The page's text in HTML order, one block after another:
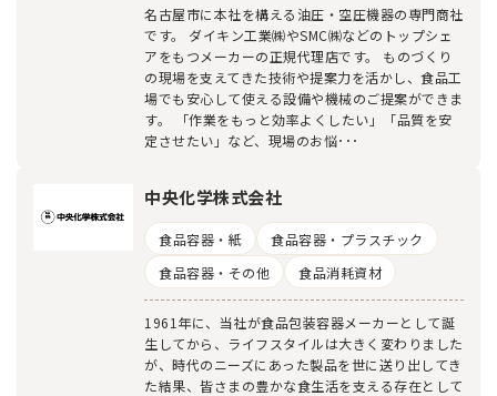
名古屋市に本社を構える油圧・空圧機器の専門商社
です。 ダイキン工業㈱やSMC㈱などのトップシェ
アをもつメーカーの正規代理店です。 ものづくり
の現場を支えてきた技術や提案力を活かし、食品工
場でも安心して使える設備や機械のご提案ができま
す。 「作業をもっと効率よくしたい」「品質を安
定させたい」など、現場のお悩･･･
中央化学株式会社
食品容器・紙
食品容器・プラスチック
食品容器・その他
食品消耗資材
1961年に、当社が食品包装容器メーカーとして誕
生してから、ライフスタイルは大きく変わりました
が、時代のニーズにあった製品を世に送り出してき
た結果、皆さまの豊かな食生活を支える存在として